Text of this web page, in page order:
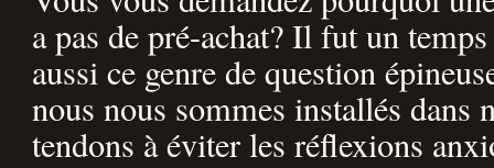
a pas de pré-achat? Il fut un
aussi ce genre de question
nous nous sommes installés dans
tendons à éviter les réflexions